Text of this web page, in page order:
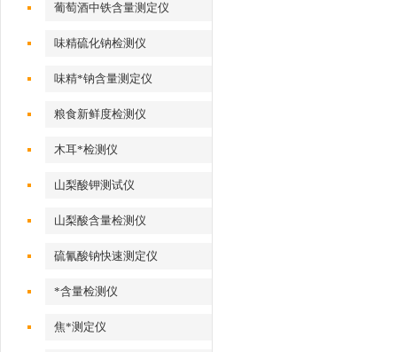
葡萄酒中铁含量测定仪
味精硫化钠检测仪
味精*钠含量测定仪
粮食新鲜度检测仪
木耳*检测仪
山梨酸钾测试仪
山梨酸含量检测仪
硫氰酸钠快速测定仪
*含量检测仪
焦*测定仪